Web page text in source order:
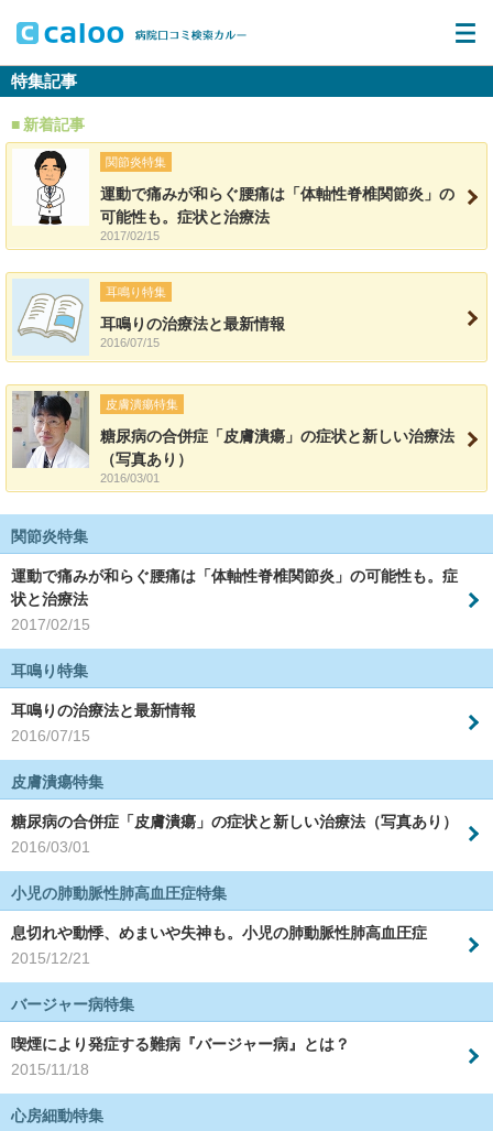
特集記事
新着記事
関節炎特集
運動で痛みが和らぐ腰痛は「体軸性脊椎関節炎」の
可能性も。症状と治療法
2017/02/15
耳鳴り特集
耳鳴りの治療法と最新情報
2016/07/15
皮膚潰瘍特集
糖尿病の合併症「皮膚潰瘍」の症状と新しい治療法
（写真あり）
2016/03/01
関節炎特集
運動で痛みが和らぐ腰痛は「体軸性脊椎関節炎」の可能性も。症
状と治療法
2017/02/15
耳鳴り特集
耳鳴りの治療法と最新情報
2016/07/15
皮膚潰瘍特集
糖尿病の合併症「皮膚潰瘍」の症状と新しい治療法（写真あり）
2016/03/01
小児の肺動脈性肺高血圧症特集
息切れや動悸、めまいや失神も。小児の肺動脈性肺高血圧症
2015/12/21
バージャー病特集
喫煙により発症する難病『バージャー病』とは？
2015/11/18
心房細動特集